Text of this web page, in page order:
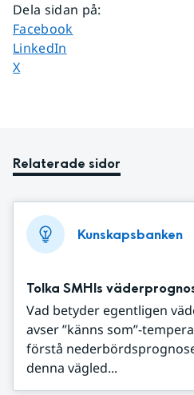
Dela sidan på:
Dela sidan på
Facebook
Dela sidan på
LinkedIn
Dela sidan på
X
Relaterade sidor
Kunskapsbanken
Tolka SMHIs
Vad betyder egentligen
avser ”känns som”-
förstå
denna vägled...